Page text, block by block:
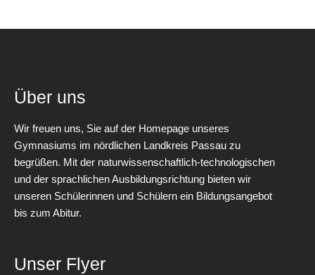
Über uns
Wir freuen uns, Sie auf der Homepage unseres
Gymnasiums im nördlichen Landkreis Passau zu
begrüßen. Mit der naturwissenschaftlich-technologischen
und der sprachlichen Ausbildungsrichtung bieten wir
unseren Schülerinnen und Schülern ein Bildungsangebot
bis zum Abitur.
Unser Flyer